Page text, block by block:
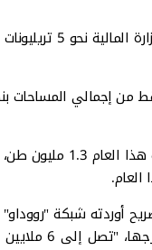
يتوقع أن تبلغ إنتاج
المزروعة بالحنطة تقع خارج الخطة
أوردته شبكة "رووداو"
نيوز"، إن مساحة